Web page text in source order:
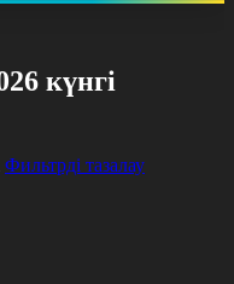
күнгі
Фильтрді тазалау